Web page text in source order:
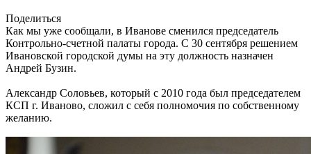
Поделиться
Как мы уже сообщали, в Иванове сменился председатель
Контрольно-счетной палаты города. С 30 сентября решением
Ивановской городской думы на эту должность назначен
Андрей Бузин.
Александр Соловьев, который с 2010 года был председателем
КСП г. Иваново, сложил с себя полномочия по собственному
желанию.